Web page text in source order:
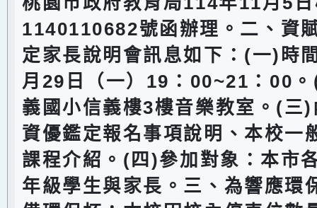
1140110682號函辦理。二、資
定家長說明會訊息如下：(一)時
月29日（一）19：00~21：00
義國小信義樓3樓音樂教室。(三
資優鑑定報名事項說明、本校一
課程介紹。(四)參加對象：本市
年級學生與家長。三、為響應環